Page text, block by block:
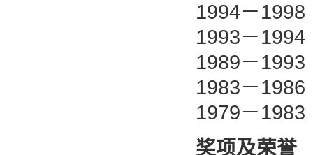
1994－
1993－
1989－
1983－
1979－
奖项及荣誉